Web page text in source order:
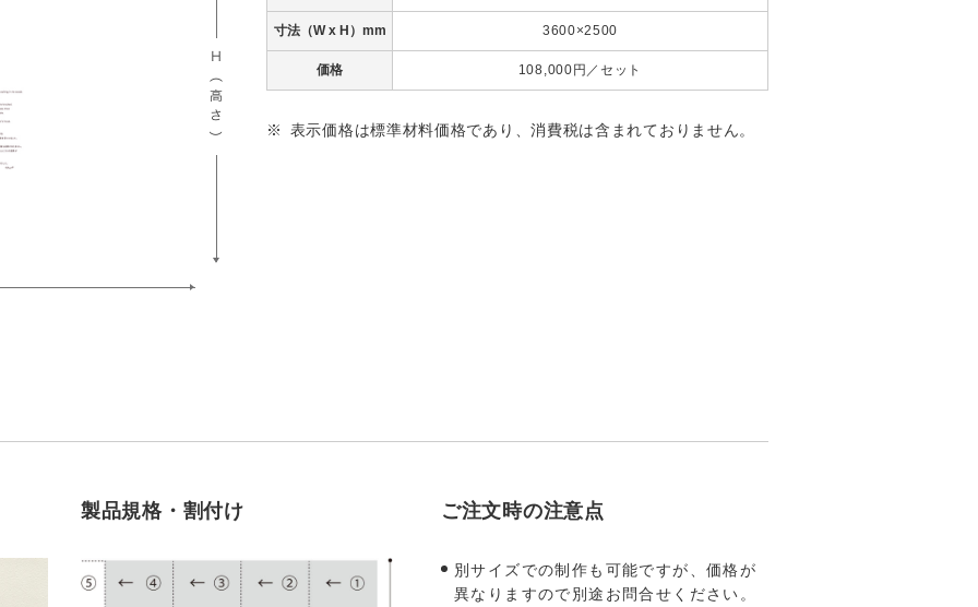
寸法（W x H）mm 3600×2500
価格 108,000円／セット
表示価格は標準材料価格であり、消費税は含まれておりません。
製品規格・割付け ご注文時の注意点
別サイズでの制作も可能ですが、価格が
異なりますので別途お問合せください。